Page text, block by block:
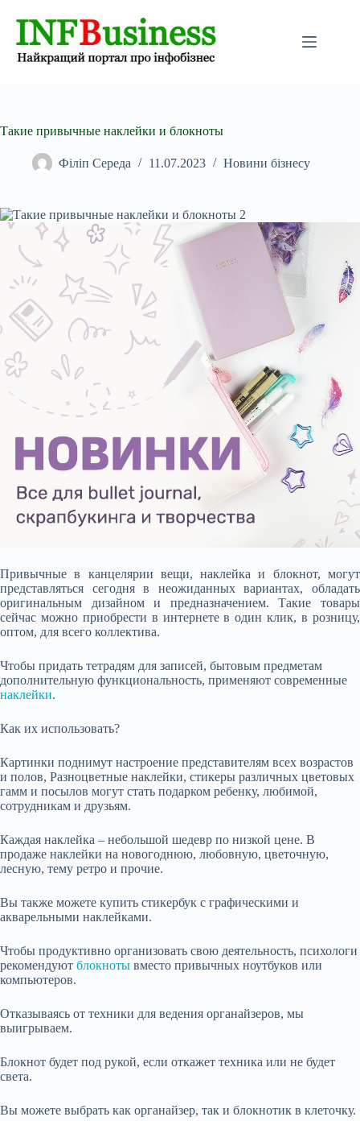
Такие привычные наклейки и блокноты
Філіп Середа 11.07.2023 Новини бізнесу
Привычные в канцелярии вещи, наклейка и блокнот, могут
представляться сегодня в неожиданных вариантах, обладать
оригинальным дизайном и предназначением. Такие товары
сейчас можно приобрести в интернете в один клик, в розницу,
оптом, для всего коллектива.
Чтобы придать тетрадям для записей, бытовым предметам
дополнительную функциональность, применяют современные
наклейки.
Как их использовать?
Картинки поднимут настроение представителям всех возрастов
и полов, Разноцветные наклейки, стикеры различных цветовых
гамм и посылов могут стать подарком ребенку, любимой,
сотрудникам и друзьям.
Каждая наклейка – небольшой шедевр по низкой цене. В
продаже наклейки на новогоднюю, любовную, цветочную,
лесную, тему ретро и прочие.
Вы также можете купить стикербук с графическими и
акварельными наклейками.
Чтобы продуктивно организовать свою деятельность, психологи
рекомендуют блокноты вместо привычных ноутбуков или
компьютеров.
Отказываясь от техники для ведения органайзеров, мы
выигрываем.
Блокнот будет под рукой, если откажет техника или не будет
света.
Вы можете выбрать как органайзер, так и блокнотик в клеточку.